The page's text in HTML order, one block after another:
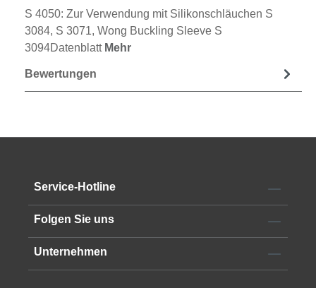
S 4050: Zur Verwendung mit Silikonschläuchen S
3084, S 3071, Wong Buckling Sleeve S
3094Datenblatt Mehr
Bewertungen
Service-Hotline
Folgen Sie uns
Unternehmen